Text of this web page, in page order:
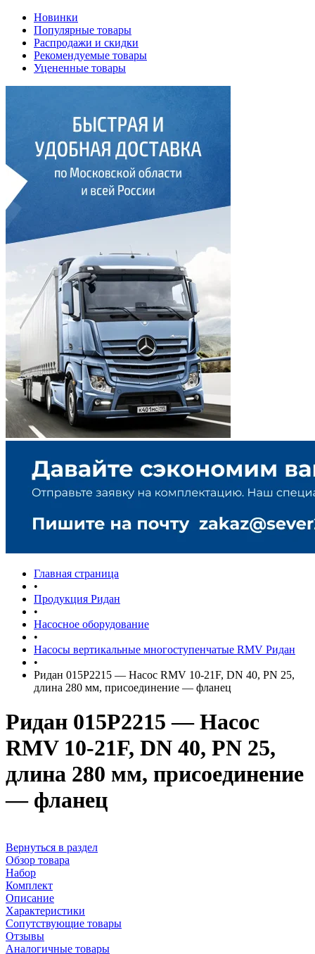
Новинки
Популярные товары
Распродажи и скидки
Рекомендуемые товары
Уцененные товары
Главная страница
•
Продукция Ридан
•
Насосное оборудование
•
Насосы вертикальные многоступенчатые RMV Ридан
•
Ридан 015P2215 — Насос RMV 10-21F, DN 40, PN 25,
длина 280 мм, присоединение — фланец
Ридан 015P2215 — Насос
RMV 10-21F, DN 40, PN 25,
длина 280 мм, присоединение
— фланец
Вернуться в раздел
Обзор товара
Набор
Комплект
Описание
Характеристики
Сопутствующие товары
Отзывы
Аналогичные товары